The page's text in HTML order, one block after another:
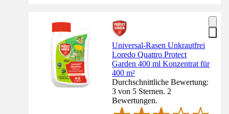
Universal-Rasen Unkrautfrei
Loredo Quattro Protect
Garden 400 ml Konzentrat für
400 m²
Durchschnittliche Bewertung:
3 von 5 Sternen. 2
Bewertungen.